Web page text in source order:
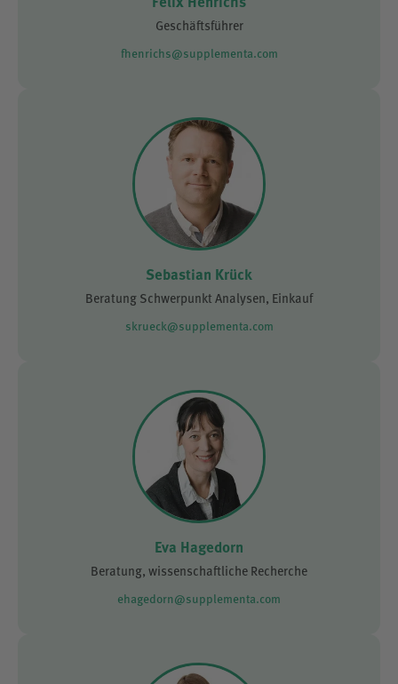
Felix Henrichs
Geschäftsführer
fhenrichs@supplementa.com
Sebastian Krück
Beratung Schwerpunkt Analysen, Einkauf
skrueck@supplementa.com
Eva Hagedorn
Beratung, wissenschaftliche Recherche
ehagedorn@supplementa.com